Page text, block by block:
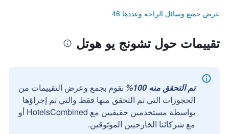
عرض جميع وسائل الراحة وعددها 46
تقييمات حول تشونج يو هوتل
تم التحقق منه 100%
نقوم بجمع وعرض التقييمات من
الحجوزات التي تم التحقق منها فقط والتي تم إجراؤها
بواسطة مستخدمين حقيقيين مع HotelsCombined أو
مع شركائنا الخارجيين الموثوقين.